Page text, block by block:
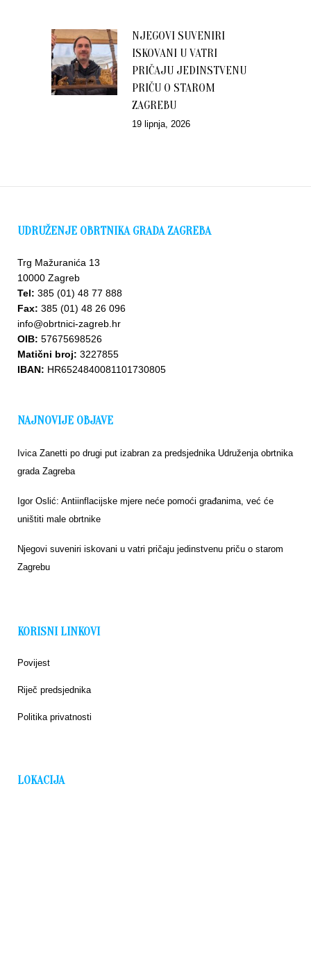
NJEGOVI SUVENIRI
ISKOVANI U VATRI
PRIČAJU JEDINSTVENU
PRIČU O STAROM
ZAGREBU
19 lipnja, 2026
UDRUŽENJE OBRTNIKA GRADA ZAGREBA
Trg Mažuranića 13
10000 Zagreb
Tel: 385 (01) 48 77 888
Fax: 385 (01) 48 26 096
info@obrtnici-zagreb.hr
OIB: 57675698526
Matični broj: 3227855
IBAN: HR6524840081101730805
NAJNOVIJE OBJAVE
Ivica Zanetti po drugi put izabran za predsjednika Udruženja obrtnika
grada Zagreba
Igor Oslić: Antiinflacijske mjere neće pomoći građanima, već će
uništiti male obrtnike
Njegovi suveniri iskovani u vatri pričaju jedinstvenu priču o starom
Zagrebu
KORISNI LINKOVI
Povijest
Riječ predsjednika
Politika privatnosti
LOKACIJA